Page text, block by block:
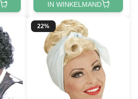
IN WINKELMAND
22%